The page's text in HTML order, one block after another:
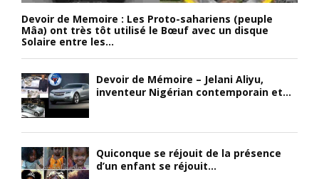
Devoir de Memoire : Les Proto-sahariens (peuple
Mâa) ont très tôt utilisé le Bœuf avec un disque
Solaire entre les...
Devoir de Mémoire – Jelani Aliyu,
inventeur Nigérian contemporain et...
Quiconque se réjouit de la présence
d’un enfant se réjouit...